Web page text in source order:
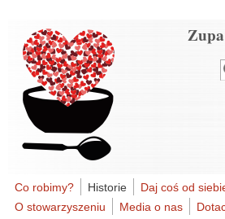
Co robimy? Historie Daj coś od
O stowarzyszeniu
Media o nas